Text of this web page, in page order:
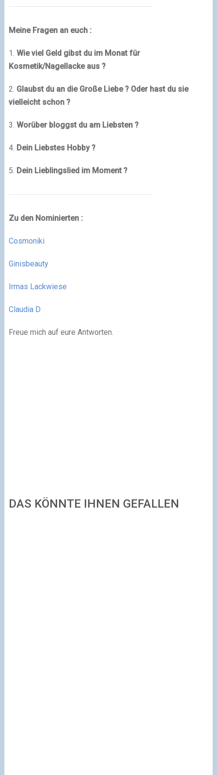
Meine Fragen an euch :
1. Wie viel Geld gibst du im Monat für
Kosmetik/Nagellacke aus ?
2. Glaubst du an die Große Liebe ? Oder hast du sie
vielleicht schon ?
3. Worüber bloggst du am Liebsten ?
4. Dein Liebstes Hobby ?
5. Dein Lieblingslied im Moment ?
Zu den Nominierten :
Cosmoniki
Ginisbeauty
Irmas Lackwiese
Claudia D
Freue mich auf eure Antworten.
DAS KÖNNTE IHNEN GEFALLEN